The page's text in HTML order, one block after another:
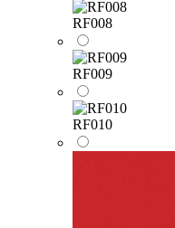
RF008
RF009
RF010